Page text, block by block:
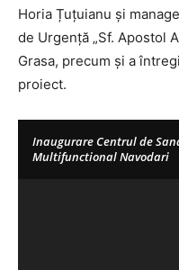
Horia Țuțuianu și
de Urgență „Sf. Apostol
Grasa, precum și a
proiect.
Inaugurare Centrul de
Multifunctional Navodari